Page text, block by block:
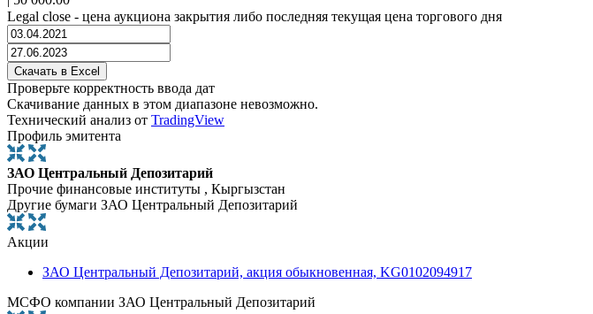
Legal close - цена аукциона закрытия либо последняя текущая цена торгового дня
Проверьте корректность ввода дат
Скачивание данных в этом диапазоне невозможно.
Технический анализ от TradingView
Профиль эмитента
ЗАО Центральный Депозитарий
Прочие финансовые институты , Кыргызстан
Другие бумаги ЗАО Центральный Депозитарий
Акции
ЗАО Центральный Депозитарий, акция обыкновенная, KG0102094917
МСФО компании ЗАО Центральный Депозитарий